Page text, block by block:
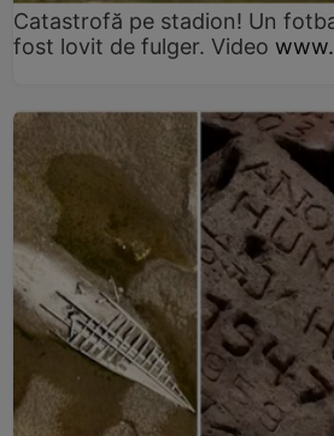
Catastrofă pe stadion! Un
fost lovit de fulger. Video